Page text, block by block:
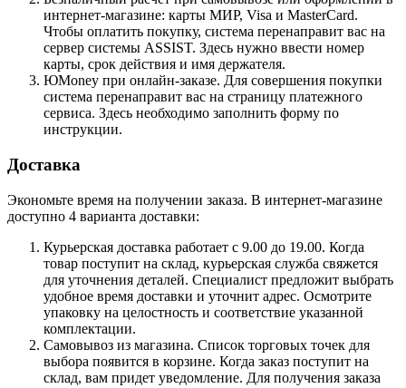
интернет-магазине: карты МИР, Visa и MasterCard.
Чтобы оплатить покупку, система перенаправит вас на
сервер системы ASSIST. Здесь нужно ввести номер
карты, срок действия и имя держателя.
ЮMoney при онлайн-заказе. Для совершения покупки
система перенаправит вас на страницу платежного
сервиса. Здесь необходимо заполнить форму по
инструкции.
Доставка
Экономьте время на получении заказа. В интернет-магазине
доступно 4 варианта доставки:
Курьерская доставка работает с 9.00 до 19.00. Когда
товар поступит на склад, курьерская служба свяжется
для уточнения деталей. Специалист предложит выбрать
удобное время доставки и уточнит адрес. Осмотрите
упаковку на целостность и соответствие указанной
комплектации.
Самовывоз из магазина. Список торговых точек для
выбора появится в корзине. Когда заказ поступит на
склад, вам придет уведомление. Для получения заказа